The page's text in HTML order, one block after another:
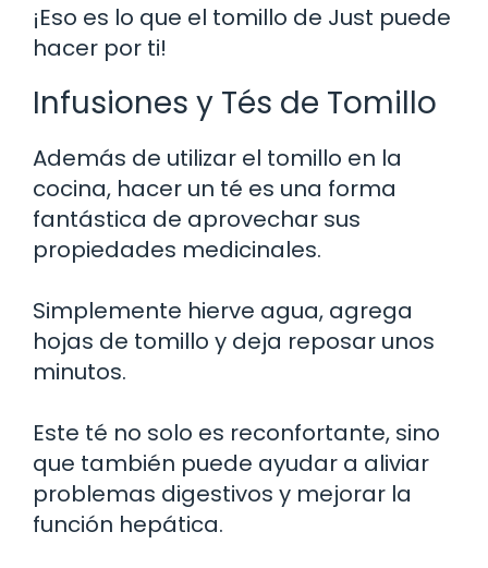
¡Eso es lo que el tomillo de Just puede
hacer por ti!
Infusiones y Tés de Tomillo
Además de utilizar el tomillo en la
cocina, hacer un té es una forma
fantástica de aprovechar sus
propiedades medicinales.
Simplemente hierve agua, agrega
hojas de tomillo y deja reposar unos
minutos.
Este té no solo es reconfortante, sino
que también puede ayudar a aliviar
problemas digestivos y mejorar la
función hepática.